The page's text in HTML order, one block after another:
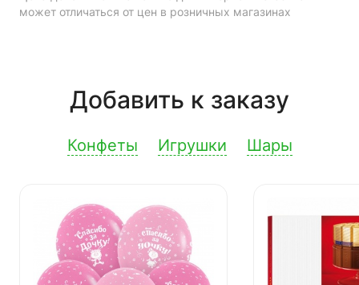
может отличаться от цен в розничных магазинах
Добавить к заказу
Конфеты Игрушки Шары